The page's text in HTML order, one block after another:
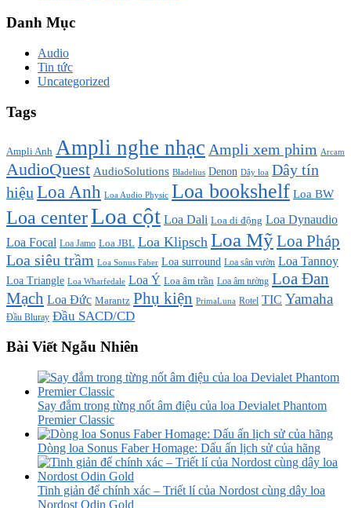
Danh Mục
Audio
Tin tức
Uncategorized
Tags
Ampli Anh Ampli nghe nhạc Ampli xem phim Arcam
AudioQuest AudioSolutions Bladelius Denon Dây loa Dây tín
hiệu Loa Anh Loa Audio Physic Loa bookshelf Loa BW
Loa centerLoa cột Loa Dali Loa di động Loa Dynaudio
Loa Focal Loa Jamo Loa JBL Loa Klipsch Loa MỹLoa Pháp
Loa siêu trầm Loa Sonus Faber Loa surround Loa sân vườn Loa Tannoy
Loa Triangle Loa Wharfedale Loa Ý Loa âm trần Loa âm tường Loa Đan
Mạch Loa Đức Marantz Phụ kiện PrimaLuna Rotel TIC Yamaha
Đầu Bluray Đầu SACD/CD
Bài Viết Ngẫu Nhiên
Say đắm trong từng nốt âm điệu của loa Devialet Phantom
Premier Classic
Dòng loa Sonus Faber Homage: Dấu ấn lịch sử của hãng
Tinh giản để chính xác – Triết lí của Nordost cùng dây loa
Nordost Odin Gold